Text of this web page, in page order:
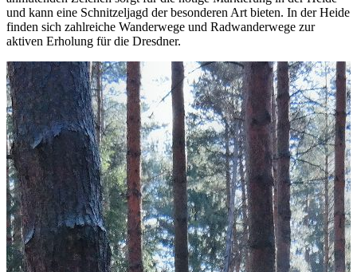
und kann eine Schnitzeljagd der besonderen Art bieten. In der Heide
finden sich zahlreiche Wanderwege und Radwanderwege zur
aktiven Erholung für die Dresdner.